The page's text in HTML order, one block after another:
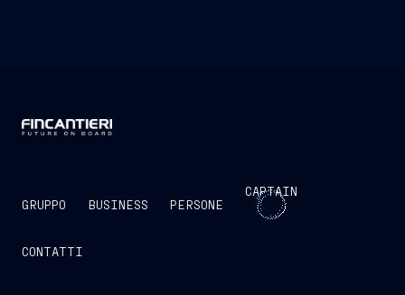
GRUPPO BUSINESS PERSONE
CAPTAIN
CONTATTI